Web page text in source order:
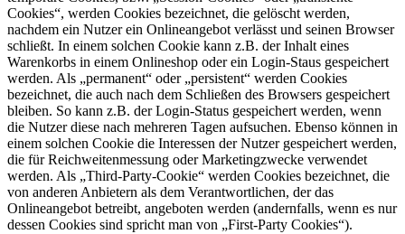
Cookies“, werden Cookies bezeichnet, die gelöscht werden,
nachdem ein Nutzer ein Onlineangebot verlässt und seinen Browser
schließt. In einem solchen Cookie kann z.B. der Inhalt eines
Warenkorbs in einem Onlineshop oder ein Login-Staus gespeichert
werden. Als „permanent“ oder „persistent“ werden Cookies
bezeichnet, die auch nach dem Schließen des Browsers gespeichert
bleiben. So kann z.B. der Login-Status gespeichert werden, wenn
die Nutzer diese nach mehreren Tagen aufsuchen. Ebenso können in
einem solchen Cookie die Interessen der Nutzer gespeichert werden,
die für Reichweitenmessung oder Marketingzwecke verwendet
werden. Als „Third-Party-Cookie“ werden Cookies bezeichnet, die
von anderen Anbietern als dem Verantwortlichen, der das
Onlineangebot betreibt, angeboten werden (andernfalls, wenn es nur
dessen Cookies sind spricht man von „First-Party Cookies“).